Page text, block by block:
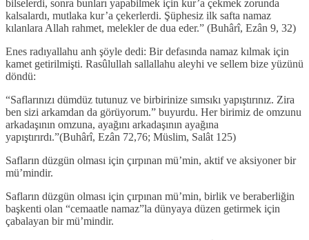
bilselerdi, sonra bunları yapabilmek için kur’a çekmek zorunda
kalsalardı, mutlaka kur’a çekerlerdi. Şüphesiz ilk safta namaz
kılanlara Allah rahmet, melekler de dua eder.” (Buhârî, Ezân 9, 32)
Enes radıyallahu anh şöyle dedi: Bir defasında namaz kılmak için
kamet getirilmişti. Rasûlullah sallallahu aleyhi ve sellem bize yüzünü
döndü:
“Saflarınızı dümdüz tutunuz ve birbirinize sımsıkı yapıştırınız. Zira
ben sizi arkamdan da görüyorum.” buyurdu. Her birimiz de omzunu
arkadaşının omzuna, ayağını arkadaşının ayağına
yapıştırırdı.”(Buhârî, Ezân 72,76; Müslim, Salât 125)
Safların düzgün olması için çırpınan mü’min, aktif ve aksiyoner bir
mü’mindir.
Safların düzgün olması için çırpınan mü’min, birlik ve beraberliğin
başkenti olan “cemaatle namaz”la dünyaya düzen getirmek için
çabalayan bir mü’mindir.